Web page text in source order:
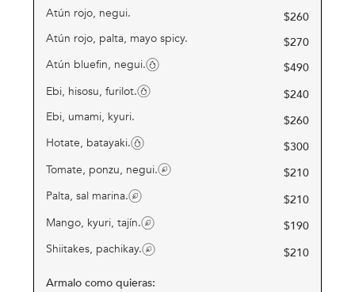
Atún rojo, negui.
$260
Atún rojo, palta, mayo spicy.
$270
Atún bluefin, negui.
$490
Ebi, hisosu, furilot.
$240
Ebi, umami, kyuri.
$260
Hotate, batayaki.
$300
Tomate, ponzu, negui.
$210
Palta, sal marina.
$210
Mango, kyuri, tajín.
$190
Shiitakes, pachikay.
$210
Armalo como quieras: